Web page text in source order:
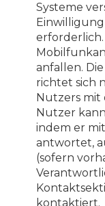
Systeme
anfallen.
richtet sich
Nutzers mit
Nutzer
indem er
antwortet,
(sofern
kontaktiert.